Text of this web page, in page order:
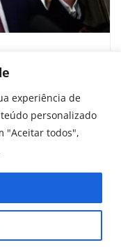
experiência de
personalizado
"Aceitar todos",
ter o